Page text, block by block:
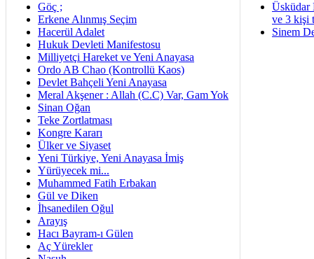
Göç ;
Erkene Alınmış Seçim
Hacerül Adalet
Hukuk Devleti Manifestosu
Milliyetçi Hareket ve Yeni Anayasa
Ordo AB Chao (Kontrollü Kaos)
Devlet Bahçeli Yeni Anayasa
Meral Akşener : Allah (C.C) Var, Gam Yok
Sinan Oğan
Teke Zortlatması
Kongre Kararı
Ülker ve Siyaset
Yeni Türkiye, Yeni Anayasa İmiş
Yürüyecek mi...
Muhammed Fatih Erbakan
Gül ve Diken
İhsanedilen Oğul
Arayış
Hacı Bayram-ı Gülen
Aç Yürekler
Üsküdar
ve 3 kişi
Sinem